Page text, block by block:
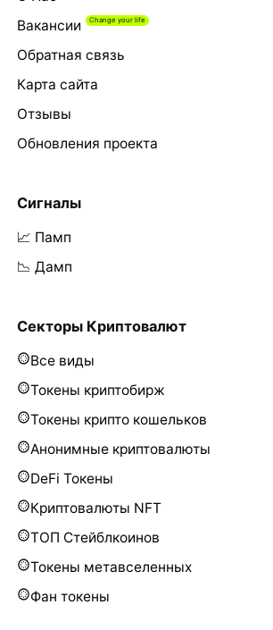
Вакансии
Обратная связь
Карта сайта
Отзывы
Обновления проекта
Сигналы
📈 Памп
📉 Дамп
Секторы Криптовалют
Все виды
Токены криптобирж
Токены крипто кошельков
Анонимные криптовалюты
DeFi Токены
Криптовалюты NFT
ТОП Стейблкоинов
Токены метавселенных
Фан токены